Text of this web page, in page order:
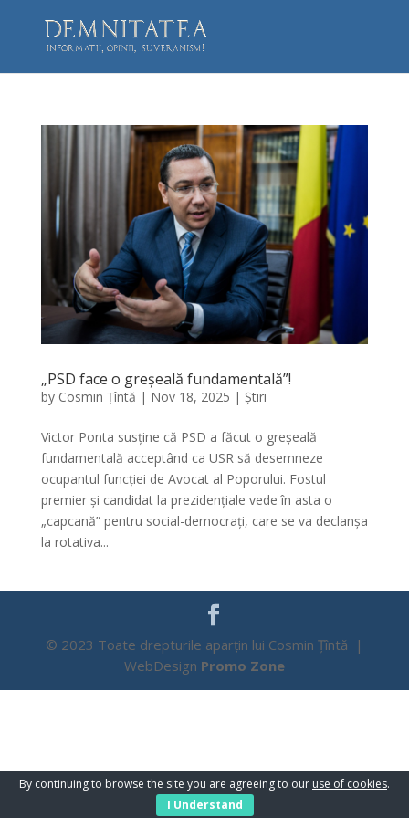
„PSD face o greșeală fundamentală”!
by Cosmin Țîntă | Nov 18, 2025 | Știri
Victor Ponta susține că PSD a făcut o greșeală
fundamentală acceptând ca USR să desemneze
ocupantul funcției de Avocat al Poporului. Fostul
premier și candidat la prezidențiale vede în asta o
„capcană” pentru social-democrați, care se va declanșa
la rotativa...
© 2023 Toate drepturile aparțin lui Cosmin Țîntă |
WebDesign Promo Zone
By continuing to browse the site you are agreeing to our use of cookies.
I Understand